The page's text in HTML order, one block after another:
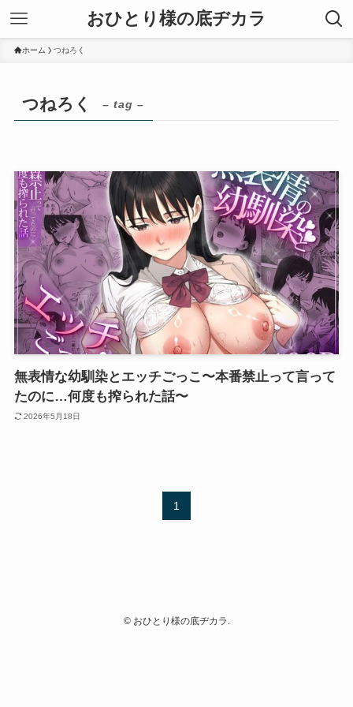
おひとり様の底ヂカラ
ホーム つねろく
つねろく – tag –
無表情な幼馴染とエッチごっこ〜本番禁止って言って
たのに…何度も搾られた話〜
2026年5月18日
1
©おひとり様の底ヂカラ.